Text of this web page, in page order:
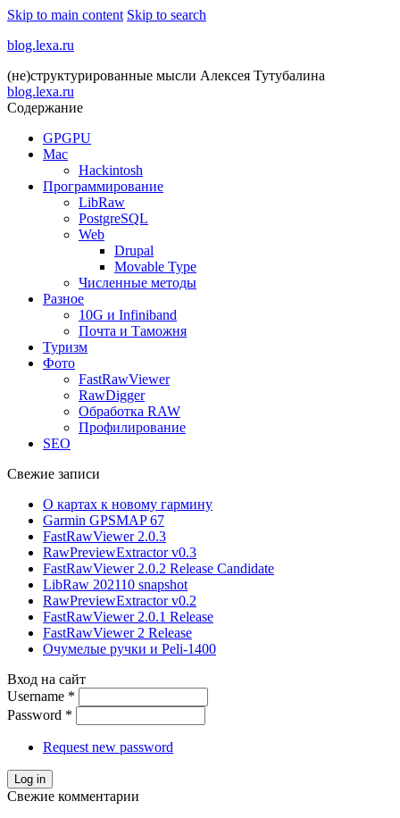
Skip to main content Skip to search
blog.lexa.ru
(не)структурированные мысли Алексея Тутубалина
blog.lexa.ru
Содержание
GPGPU
Mac
Hackintosh
Программирование
LibRaw
PostgreSQL
Web
Drupal
Movable Type
Численные методы
Разное
10G и Infiniband
Почта и Таможня
Туризм
Фото
FastRawViewer
RawDigger
Обработка RAW
Профилирование
SEO
Свежие записи
О картах к новому гармину
Garmin GPSMAP 67
FastRawViewer 2.0.3
RawPreviewExtractor v0.3
FastRawViewer 2.0.2 Release Candidate
LibRaw 202110 snapshot
RawPreviewExtractor v0.2
FastRawViewer 2.0.1 Release
FastRawViewer 2 Release
Очумелые ручки и Peli-1400
Вход на сайт
Username *
Password *
Request new password
Свежие комментарии